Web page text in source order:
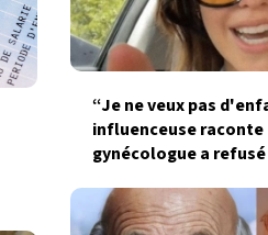
“Je ne veux pas
influenceuse raconte
gynécologue a